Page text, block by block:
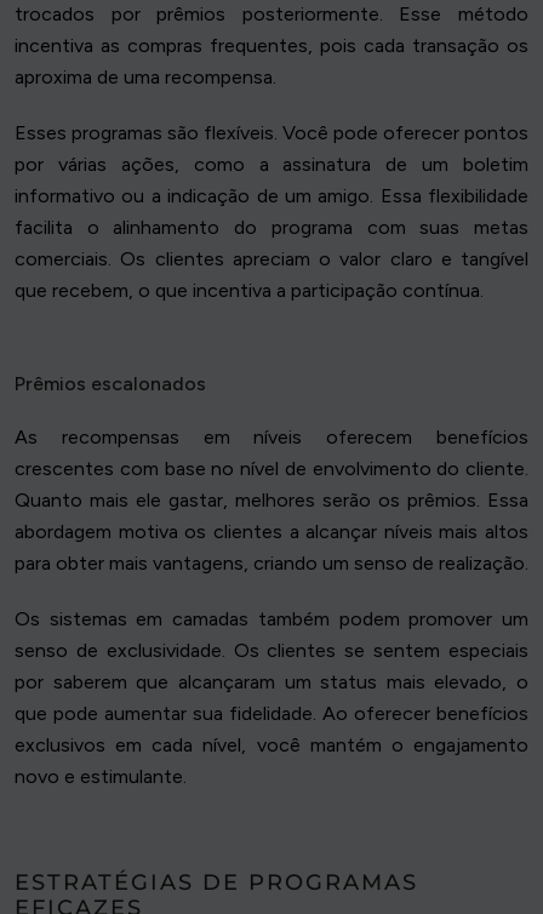
trocados por prêmios posteriormente. Esse método
incentiva as compras frequentes, pois cada transação os
aproxima de uma recompensa.
Esses programas são flexíveis. Você pode oferecer pontos
por várias ações, como a assinatura de um boletim
informativo ou a indicação de um amigo. Essa flexibilidade
facilita o alinhamento do programa com suas metas
comerciais. Os clientes apreciam o valor claro e tangível
que recebem, o que incentiva a participação contínua.
Prêmios escalonados
As recompensas em níveis oferecem benefícios
crescentes com base no nível de envolvimento do cliente.
Quanto mais ele gastar, melhores serão os prêmios. Essa
abordagem motiva os clientes a alcançar níveis mais altos
para obter mais vantagens, criando um senso de realização.
Os sistemas em camadas também podem promover um
senso de exclusividade. Os clientes se sentem especiais
por saberem que alcançaram um status mais elevado, o
que pode aumentar sua fidelidade. Ao oferecer benefícios
exclusivos em cada nível, você mantém o engajamento
novo e estimulante.
ESTRATÉGIAS DE PROGRAMAS
EFICAZES